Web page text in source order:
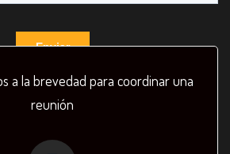
a la brevedad para coordinar una
reunión